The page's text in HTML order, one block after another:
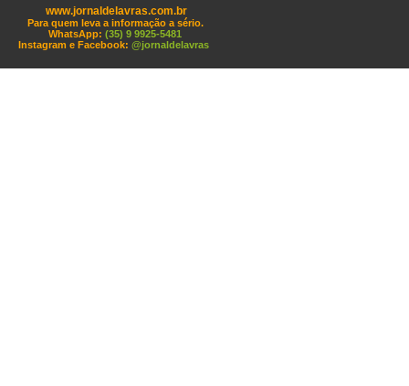
www.jornaldelavras.com.br
Para quem leva a informação a sério.
WhatsApp: (35) 9 9925-5481
Instagram e Facebook: @jornaldelavras